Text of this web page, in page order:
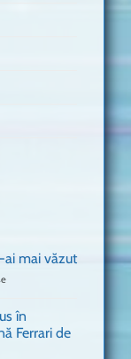
ai mai văzut
Ferrari
cum
n-
în
Ferrari de